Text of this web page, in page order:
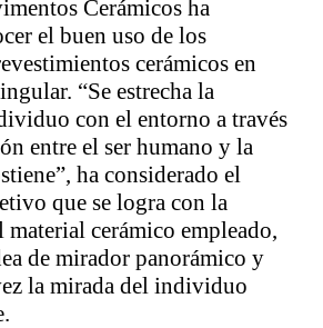
Cerámicos ha
el buen uso de los
cerámicos en
“Se estrecha la
con el entorno a través
entre el ser humano y la
ha considerado el
que se logra con la
cerámico empleado,
de mirador panorámico y
la mirada del individuo